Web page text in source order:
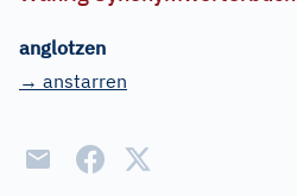
anglotzen
→ anstarren